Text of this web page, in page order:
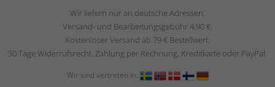
Wir liefern nur an deutsche Adressen.
Versand- und Bearbeitungsgebühr 4,90 €.
Kostenloser Versand ab 79 € Bestellwert.
30 Tage Widerrufsrecht. Zahlung per Rechnung, Kreditkarte oder PayPal.
Wir sind vertreten in: